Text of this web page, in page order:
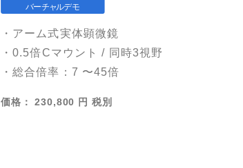
・アーム式実体顕微鏡
・0.5倍Cマウント / 同時3視野
・総合倍率：7 〜45倍
価格： 230,800 円 税別